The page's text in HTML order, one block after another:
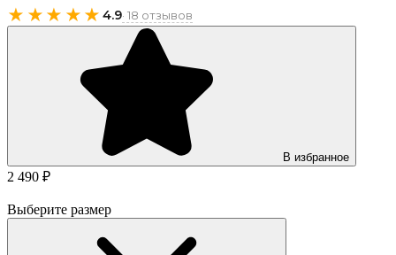
★★★★★ 4.9· 18 отзывов
В избранное
2 490 ₽
Выберите размер